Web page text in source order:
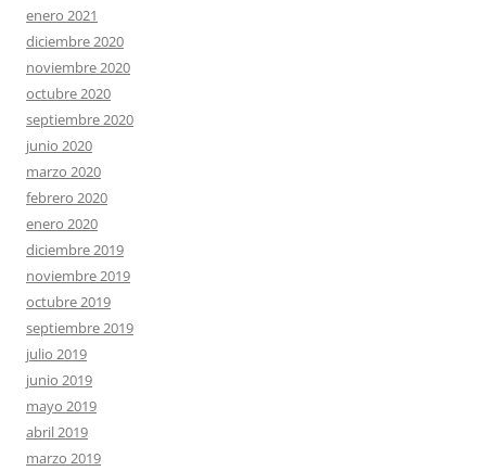
enero 2021
diciembre 2020
noviembre 2020
octubre 2020
septiembre 2020
junio 2020
marzo 2020
febrero 2020
enero 2020
diciembre 2019
noviembre 2019
octubre 2019
septiembre 2019
julio 2019
junio 2019
mayo 2019
abril 2019
marzo 2019